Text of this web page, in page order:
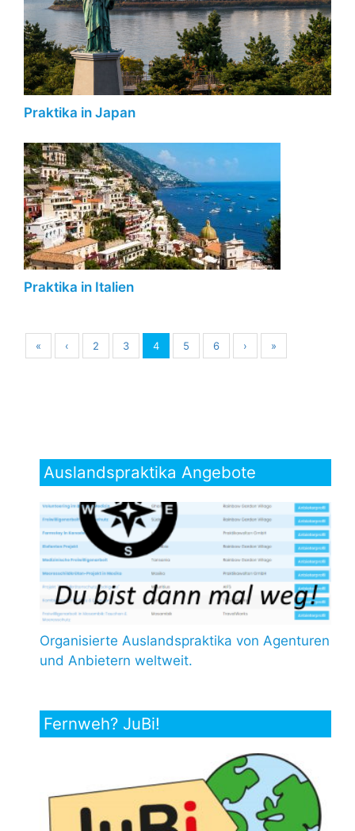
Praktika in Japan
Praktika in Italien
« ‹ 2 3 4 5 6 › »
Auslandspraktika Angebote
Organisierte Auslandspraktika von Agenturen
und Anbietern weltweit.
Fernweh? JuBi!